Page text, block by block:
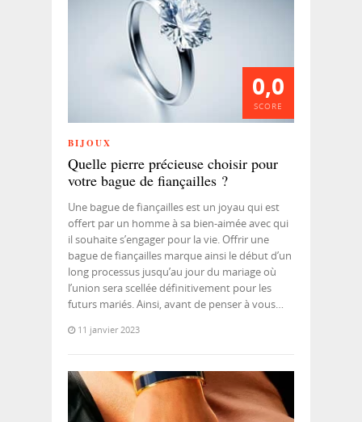
0,0
SCORE
BIJOUX
Quelle pierre précieuse choisir pour
votre bague de fiançailles ?
Une bague de fiançailles est un joyau qui est
offert par un homme à sa bien-aimée avec qui
il souhaite s’engager pour la vie. Offrir une
bague de fiançailles marque ainsi le début d’un
long processus jusqu’au jour du mariage où
l’union sera scellée définitivement pour les
futurs mariés. Ainsi, avant de penser à vous…
11 janvier 2023